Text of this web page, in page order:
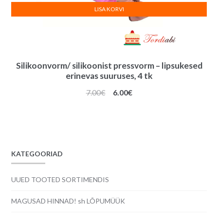
Silikoonvorm/ silikoonist pressvorm – lipsukesed
erinevas suuruses, 4 tk
7.00€
Algne
6.00€Praegune
LISA KORVI
KATEGOORIAD
UUED TOOTED SORTIMENDIS
MAGUSAD HINNAD! sh LÕPUMÜÜK